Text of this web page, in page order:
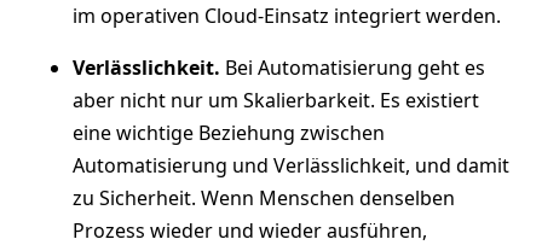
im operativen Cloud-Einsatz integriert werden.
Verlässlichkeit. Bei Automatisierung geht es
aber nicht nur um Skalierbarkeit. Es existiert
eine wichtige Beziehung zwischen
Automatisierung und Verlässlichkeit, und damit
zu Sicherheit. Wenn Menschen denselben
Prozess wieder und wieder ausführen,